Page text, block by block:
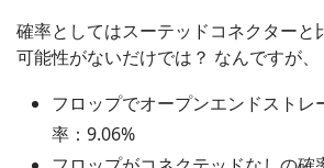
確率としてはスーテッドコネクターと
可能性がないだけでは？ なんですが、
フロップでオープンエンドストレ
率：9.06%